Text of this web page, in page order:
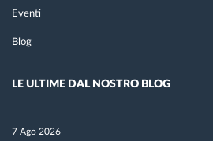
Eventi
Blog
LE ULTIME DAL NOSTRO BLOG
7 Ago 2026